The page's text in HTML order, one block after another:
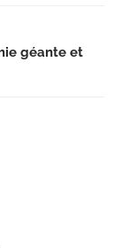
géante et